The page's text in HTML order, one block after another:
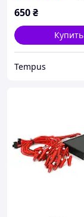
650₴
Купить
Tempus